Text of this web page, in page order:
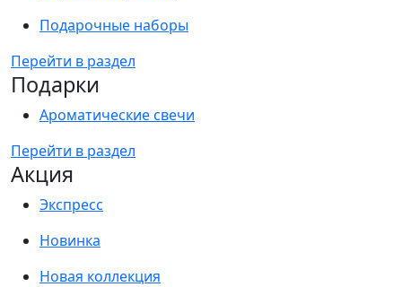
Подарочные наборы
Перейти в раздел
Подарки
Ароматические свечи
Перейти в раздел
Акция
Экспресс
Новинка
Новая коллекция